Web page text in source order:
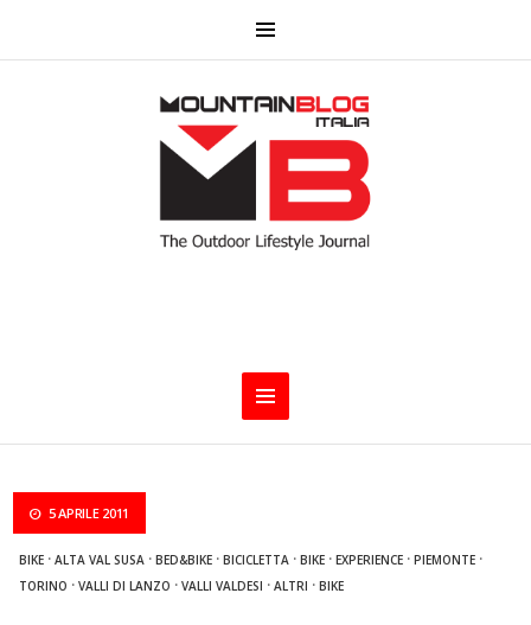
5 APRILE 2011
BIKE ·ALTA VAL SUSA ·BED&BIKE ·BICICLETTA ·BIKE ·EXPERIENCE ·PIEMONTE ·
TORINO ·VALLI DI LANZO ·VALLI VALDESI ·ALTRI ·BIKE